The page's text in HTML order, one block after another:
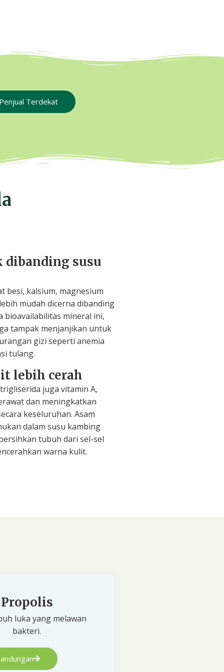
Terdekat
dibanding susu
besi, kalsium, magnesium
mudah dicerna dibanding
bioavailabilitas mineral ini,
tampak menjanjikan untuk
gizi seperti anemia
tulang.
lebih cerah
juga vitamin A,
dan meningkatkan
keseluruhan. Asam
dalam susu kambing
tubuh dari sel-sel
warna kulit.
Propolis
luka yang melawan
bakteri.